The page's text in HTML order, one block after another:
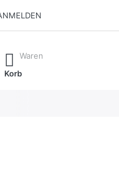
Eingabetaste, um alle
Waren
Korb